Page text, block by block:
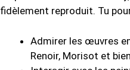
fidèlement reproduit. Tu
Admirer les œuvres
Renoir, Morisot et